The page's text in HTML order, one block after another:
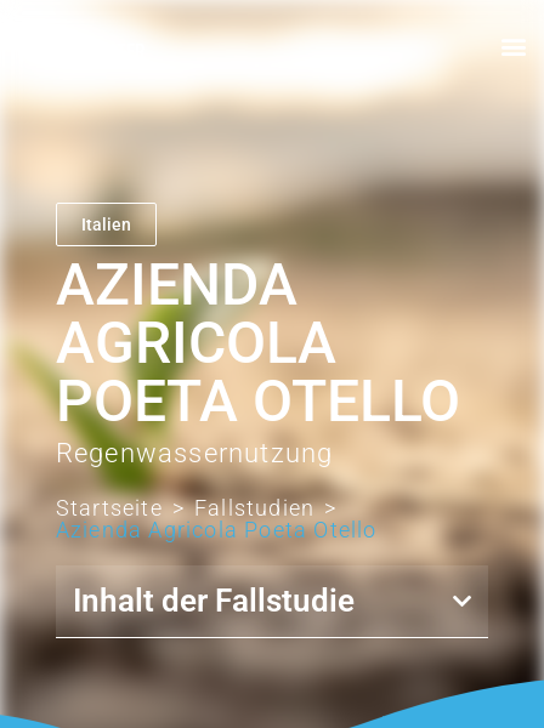
Italien
AZIENDA
AGRICOLA
POETA OTELLO
Regenwassernutzung
Startseite > Fallstudien >
Azienda Agricola Poeta Otello
Inhalt der Fallstudie